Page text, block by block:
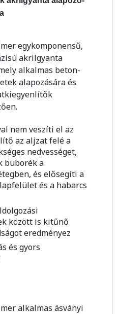
egykomponensű,
akrilgyanta
alkalmas beton-
alapozására és
nem veszíti el az
az aljzat felé a
nedvességet,
buborék a
és elősegíti a
és a habarcs
között is kitűnő
eredményez
és gyors
alkalmas ásványi